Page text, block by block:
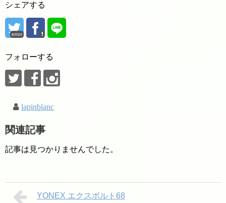
シェアする
error
フォローする
lapinblanc
関連記事
記事は見つかりませんでした。
YONEX エクスボルト68
駐車場への行き方（西宮北口・伊丹・尼崎方面か
ら来られる場合）